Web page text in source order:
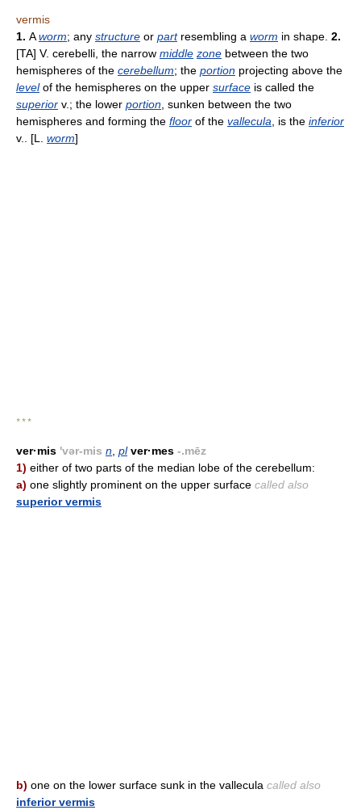
vermis
1. Aworm; any structure or partresembling a worm in shape. 2.
[TA] V. cerebelli, the narrow middle zone between the two
hemispheres of the cerebellum; the portion projecting above the
levelof the hemispheres on the upper surface is called the
superior v.; the lower portion , sunken between the two
hemispheres and forming the floor of the vallecula , is the inferior
v.. [L. worm]
* * *
ver·mis 'vər-mis n pl ver·mes -.mēz
1) either of two parts of the median lobe of the cerebellum:
a) one slightly prominent on the upper surface called also
superior vermis
b) one on the lower surface sunk in the vallecula called also
inferior vermis